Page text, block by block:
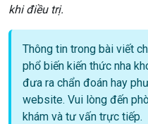
khi điều trị.
Thông tin trong bài viết
phổ biến kiến thức nha
đưa ra chẩn đoán hay
website. Vui lòng đến
khám và tư vấn trực tiếp.